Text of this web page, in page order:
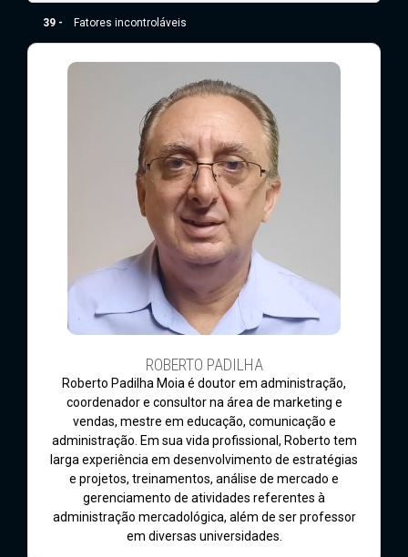
39 - Fatores incontroláveis
ROBERTO PADILHA
Roberto Padilha Moia é doutor em administração,
coordenador e consultor na área de marketing e
vendas, mestre em educação, comunicação e
administração. Em sua vida profissional, Roberto tem
larga experiência em desenvolvimento de estratégias
e projetos, treinamentos, análise de mercado e
gerenciamento de atividades referentes à
administração mercadológica, além de ser professor
em diversas universidades.